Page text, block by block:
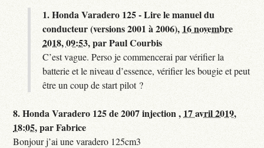
1.Honda Varadero 125 - Lire le manuel du
conducteur (versions 2001 à 2006), 16 novembre
2018, 09:53,parPaul Courbis
C’est vague. Perso je commencerai par vérifier la
batterie et le niveau d’essence, vérifier les bougie et peut
être un coup de start pilot ?
8.Honda Varadero 125 de 2007 injection , 17 avril 2019,
18:05,parFabrice
Bonjour j’ai une varadero 125cm3